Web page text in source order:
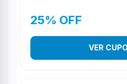
25% OFF
VER